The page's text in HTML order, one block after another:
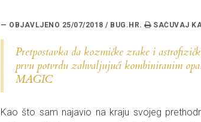
— OBJAVLJENO 25/07/2018 / BUG.HR.
Pretpostavka da kozmičke zrake i
prvu potvrdu zahvaljujući kombiniranim
MAGIC
Kao što sam najavio na kraju svojeg